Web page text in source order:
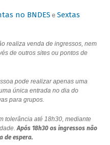
no BNDES e Sextas
realiza venda de ingressos, nem
de outros sites ou pontos de
pode realizar apenas uma
única entrada no dia do
para grupos.
tolerância até 18h30, mediante
Após 18h30 os ingressos não
de espera.